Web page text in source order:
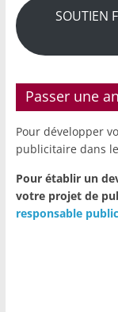
SOUTIEN
Passer une
Pour développer
publicitaire dans
Pour établir un
votre projet de
responsable